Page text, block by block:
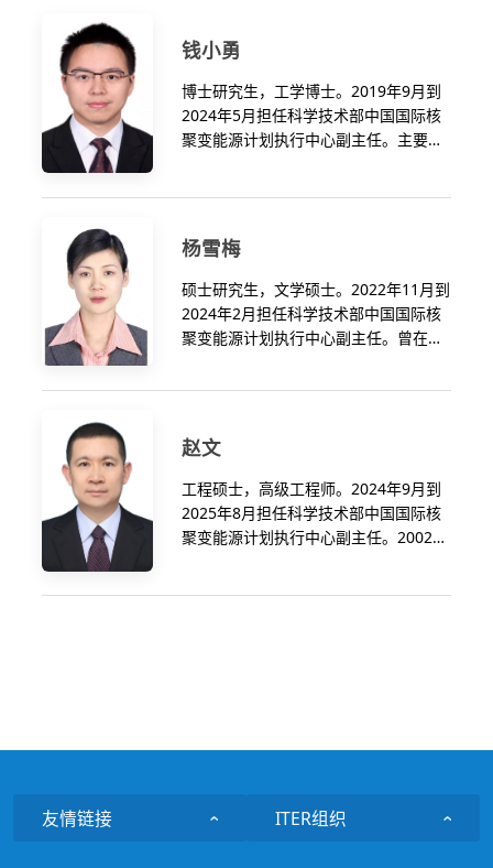
并致力于推动核聚变能源发展。曾在国
防科工委、总装备部北京航天飞行控制
中心、科技部农村技术开发中心、国家
遥感中心工作。曾长期在科技部从事卫
星导航、空间探测、地理信息系统等高
理、国际科技合作的谈判、组织与实
钱小勇
博士研究生，工学博士。2019年9月到
2024年5月担任科学技术部中国国际核
聚变能源计划执行中心副主任。主要从
2004年7月到科技部工作，曾在科技部
基础研究司、办公厅、资源配置与管理
司，从事国家重点基础研究发展计划
（973计划）、国家重点研发计划的组
织实施和中央财政科技计划管理改革等
杨雪梅
硕士研究生，文学硕士。2022年11月到
2024年2月担任科学技术部中国国际核
聚变能源计划执行中心副主任。曾在科
馆工作，期间在河北魏县挂职担任副县
织和多边机制的科技交流与合作相关政
策拟定和组织实施，积极推动落实牵头
和参与国际大科学计划和大科学工程相
关工作。现主要负责中国参与ITER计划
和国内核聚变技术研发相关的组织协
赵文
工程硕士，高级工程师。2024年9月到
2025年8月担任科学技术部中国国际核
聚变能源计划执行中心副主任。2002年
友情链接 ITER组织